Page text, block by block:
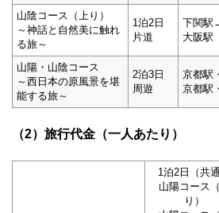
山陰コース（上り）
～神話と自然美に触れ
る旅～
1泊2日
片道
下関駅
大阪駅
山陽・山陰コース
～西日本の原風景を堪
能する旅～
2泊3日
周遊
京都駅
京都駅
（2）旅行代金（一人あたり）
1泊2日（共通
山陽コース
り）